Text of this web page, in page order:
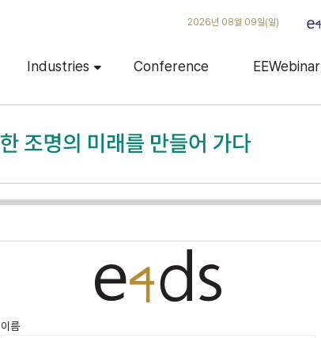
2026년 08월 09일(일)
Industries Conference EEWebinar
이름